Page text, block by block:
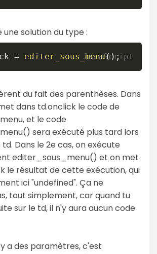
une solution du type :
= editer_sous_menu();
du fait des parenthèses. Dans
dans td.onclick le code de
et le code
sera exécuté plus tard lors
Dans le 2e cas, on exécute
editer_sous_menu() et on met
le résultat de cette exécution, qui
ici "undefined". Ça ne
tout simplement, car quand tu
sur le td, il n'y aura aucun code
a des paramètres, c'est